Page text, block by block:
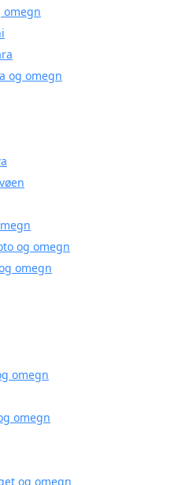
omegn
og omegn
og omegn
omegn
omegn
omegn
og omegn